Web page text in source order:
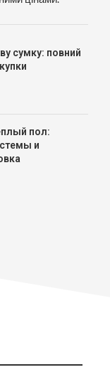
сумку: повний
пол:
и